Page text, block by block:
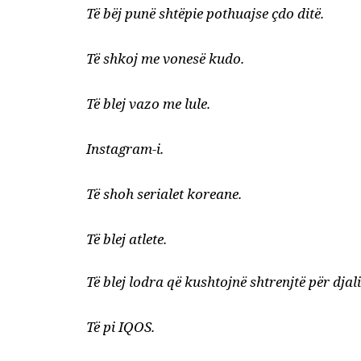
Të bëj punë shtëpie pothuajse çdo ditë.
Të shkoj me vonesë kudo.
Të blej vazo me lule.
Instagram-i.
Të shoh serialet koreane.
Të blej atlete.
Të blej lodra që kushtojnë shtrenjtë për
Të pi IQOS.